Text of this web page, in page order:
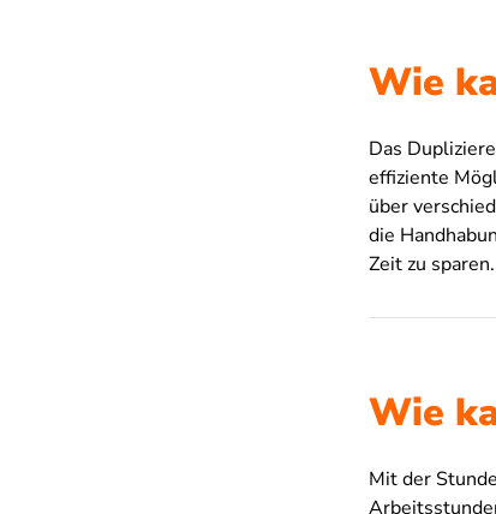
Wie
Das
effiziente
über
die
Zeit zu
Wie
Mit der